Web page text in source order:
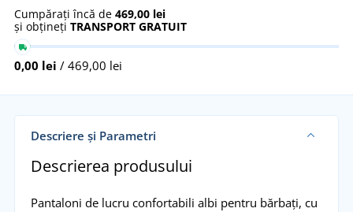
Cumpărați încă de 469,00 lei
și obțineți TRANSPORT GRATUIT
0,00 lei / 469,00 lei
Descriere și Parametri
Descrierea produsului
Pantaloni de lucru confortabili albi pentru bărbați, cu